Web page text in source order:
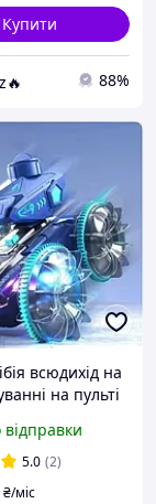
Купити
88%
всюдихід на
на пульті
по воді в усі
танки на
відправки
5.0 (2)
₴/міс